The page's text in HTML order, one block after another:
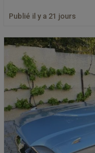
Publié il y a 21 jours